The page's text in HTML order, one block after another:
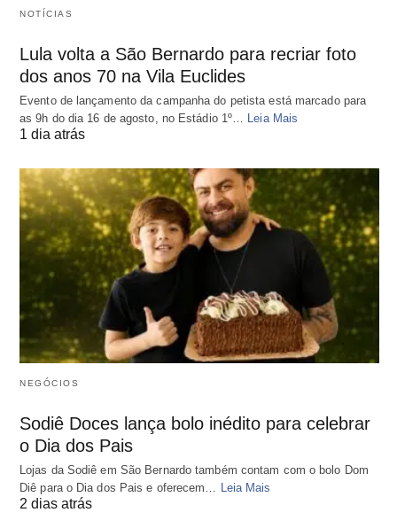
NOTÍCIAS
Lula volta a São Bernardo para recriar foto
dos anos 70 na Vila Euclides
Evento de lançamento da campanha do petista está marcado para
as 9h do dia 16 de agosto, no Estádio 1º…
Leia Mais
1 dia atrás
NEGÓCIOS
Sodiê Doces lança bolo inédito para celebrar
o Dia dos Pais
Lojas da Sodiê em São Bernardo também contam com o bolo Dom
Diê para o Dia dos Pais e oferecem… Leia Mais
2 dias atrás